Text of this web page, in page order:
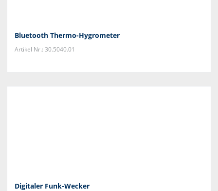
Bluetooth Thermo-Hygrometer
Artikel Nr.: 30.5040.01
Digitaler Funk-Wecker